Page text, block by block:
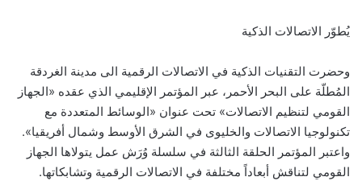
يُطوّر الاتصالات الذكية
وحضرت التقنيات الذكية في الاتصالات الرقمية الى مدينة الغردقة
المُطلّة على البحر الأحمر، عبر المؤتمر الإقليمي الذي عقده «الجهاز
القومي لتنظيم الاتصالات» تحت عنوان «الوسائط المتعددة مع
تكنولوجيا الاتصالات والخليوى في الشرق الأوسط وشمال أفريقيا».
واعتبر المؤتمر الحلقة الثالثة في سلسلة وُرَش عمل يتولاها الجهاز
القومي لتناقش أبعاداً مختلفة في الاتصالات الرقمية وتشابكاتها.